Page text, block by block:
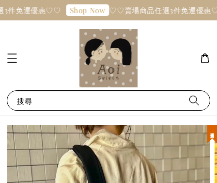
件免運優惠♡♡ Shop Now ♡♡賣場商品任選3件免運優惠
搜尋